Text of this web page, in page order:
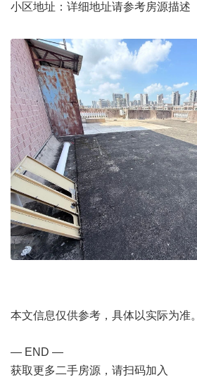
小区地址：详细地址请参考房源描述
本文信息仅供参考，具体以实际为准。
— END —
获取更多二手房源，请扫码加入